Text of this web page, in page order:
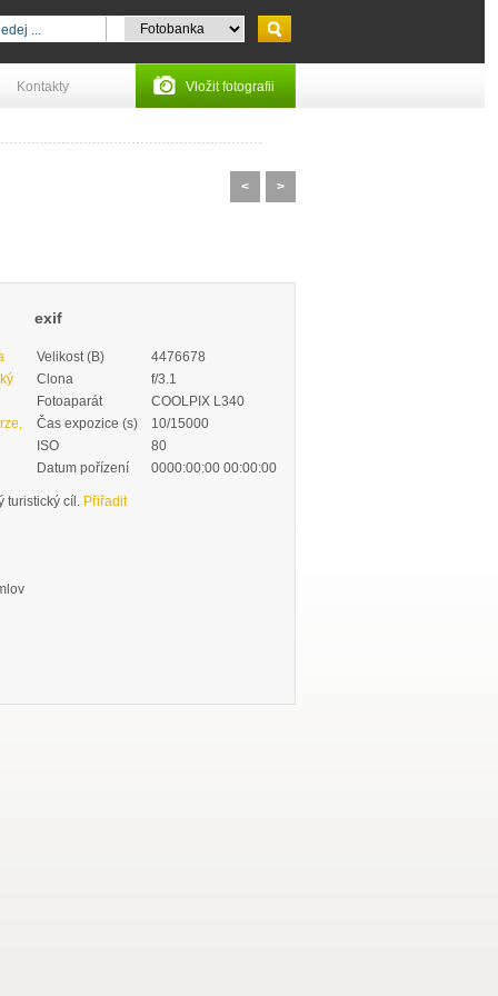
Kontakty Vložit fotografii
< >
exif
Velikost (B)
4476678
Clona
f/3.1
Fotoaparát
COOLPIX L340
Čas expozice (s)
10/15000
ISO
80
Datum pořízení
0000:00:00 00:00:00
turistický cíl. Přiřadit